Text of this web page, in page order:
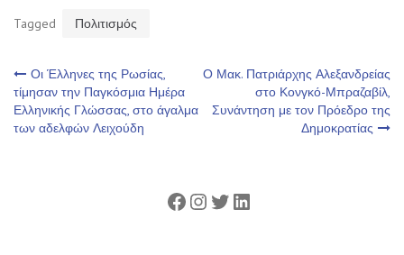
Tagged Πολιτισμός
Πλοήγηση
άρθρων
Οι Έλληνες της Ρωσίας,
τίμησαν την Παγκόσμια Ημέρα
Ελληνικής Γλώσσας, στο άγαλμα
των αδελφών Λειχούδη
Ο Μακ. Πατριάρχης Αλεξανδρείας
στο Κονγκό-Μπραζαβίλ,
Συνάντηση με τον Πρόεδρο της
Δημοκρατίας
Facebook
Instagram
Twitter
Linkedin